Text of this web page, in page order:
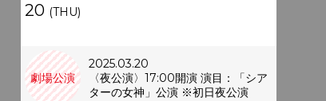
20 (THU)
劇場公演
2025.03.20
〈夜公演〉17:00開演 演目：「シア
ターの女神」公演 ※初日夜公演